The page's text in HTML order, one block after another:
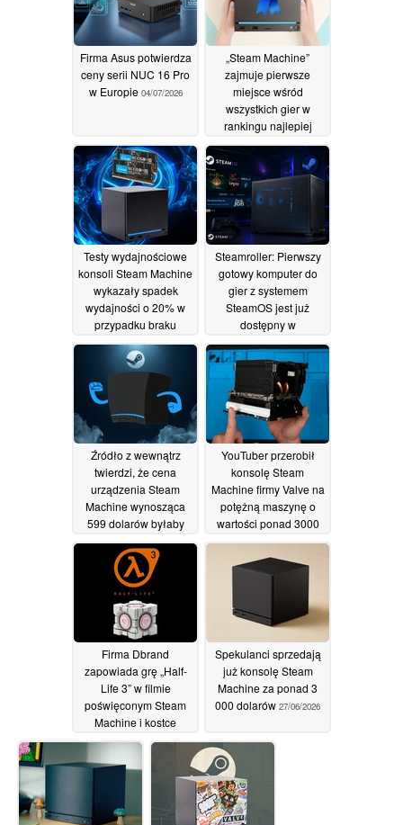
Firma Asus potwierdza
ceny serii NUC 16 Pro
w Europie 04/07/2026
„Steam Machine”
zajmuje pierwsze
miejsce wśród
wszystkich gier w
rankingu najlepiej
sprzedających się
tytułów firmy Valve,
jednak wysoka cena
sprzyja popularności
mini-komputerów
03/07/2026
Testy wydajnościowe
konsoli Steam Machine
wykazały spadek
wydajności o 20% w
przypadku braku
pamięci w trybie
dwukanałowym
01/07/2026
Steamroller: Pierwszy
gotowy komputer do
gier z systemem
SteamOS jest już
dostępny w
przedsprzedaży
29/06/2026
Źródło z wewnątrz
twierdzi, że cena
urządzenia Steam
Machine wynosząca
599 dolarów byłaby
możliwa, gdyby firma
Valve poradziła sobie z
niedoborem pamięci
28/06/2026
YouTuber przerobił
konsolę Steam
Machine firmy Valve na
potężną maszynę o
wartości ponad 3000
dolarów, wyposażoną
w 64 GB pamięci RAM
i dysk SSD o
27/06/2026
Firma Dbrand
zapowiada grę „Half-
Life 3” w filmie
poświęconym Steam
Machine i kostce
Companion Cube z gry
Spekulanci sprzedają
już konsolę Steam
Machine za ponad 3
000 dolarów 27/06/2026